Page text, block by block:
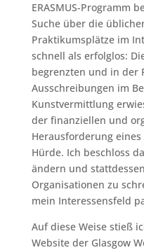
ERASMUS-Programm
Suche über die
Praktikumsplätze im
schnell als erfolglos:
begrenzten und in der
Ausschreibungen im
Kunstvermittlung
der finanziellen und
Herausforderung
Hürde. Ich beschloss
ändern und
Organisationen zu
mein Interessensfeld
Auf diese Weise stieß
Website der Glasgow